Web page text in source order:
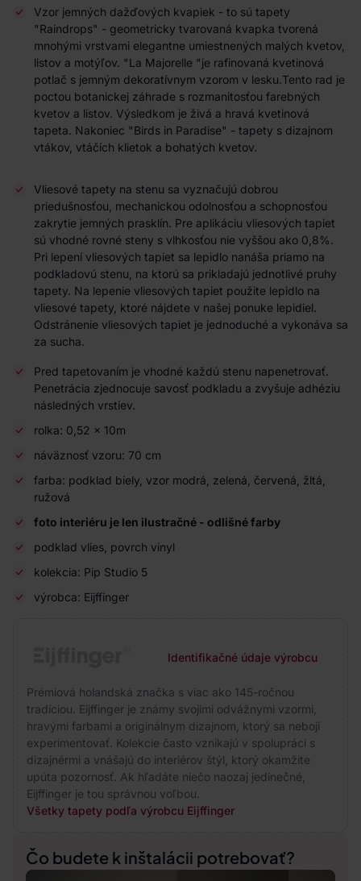
Vzor jemných dažďových kvapiek - to sú tapety
"Raindrops" - geometricky tvarovaná kvapka tvorená
mnohými vrstvami elegantne umiestnených malých kvetov,
listov a motýľov. "La Majorelle "je rafinovaná kvetinová
potlač s jemným dekoratívnym vzorom v lesku.Tento rad je
poctou botanickej záhrade s rozmanitosťou farebných
kvetov a listov. Výsledkom je živá a hravá kvetinová
tapeta. Nakoniec "Birds in Paradise" - tapety s dizajnom
vtákov, vtáčích klietok a bohatých kvetov.
Vliesové tapety na stenu sa vyznačujú dobrou
priedušnosťou, mechanickou odolnosťou a schopnosťou
zakrytie jemných prasklín. Pre aplikáciu vliesových tapiet
sú vhodné rovné steny s vlhkosťou nie vyššou ako 0,8%.
Pri lepení vliesových tapiet sa lepidlo nanáša priamo na
podkladovú stenu, na ktorú sa prikladajú jednotlivé pruhy
tapety. Na lepenie vliesových tapiet použite lepidlo na
vliesové tapety, ktoré nájdete v našej ponuke lepidiel.
Odstránenie vliesových tapiet je jednoduché a vykonáva sa
za sucha.
Pred tapetovaním je vhodné každú stenu napenetrovať.
Penetrácia zjednocuje savosť podkladu a zvyšuje adhéziu
následných vrstiev.
rolka: 0,52 x 10m
náväznosť vzoru: 70 cm
farba: podklad biely, vzor modrá, zelená, červená, žltá,
ružová
foto interiéru je len ilustračné - odlišné farby
podklad vlies, povrch vinyl
kolekcia: Pip Studio 5
výrobca: Eijffinger
Identifikačné údaje výrobcu
Prémiová holandská značka s viac ako 145-ročnou
tradíciou. Eijffinger je známy svojimi odvážnymi vzormi,
hravými farbami a originálnym dizajnom, ktorý sa nebojí
experimentovať. Kolekcie často vznikajú v spolupráci s
dizajnérmi a vnášajú do interiérov štýl, ktorý okamžite
upúta pozornosť. Ak hľadáte niečo naozaj jedinečné,
Eijffinger je tou správnou voľbou.
Všetky tapety podľa výrobcu Eijffinger
Čo budete k inštalácii potrebovať?